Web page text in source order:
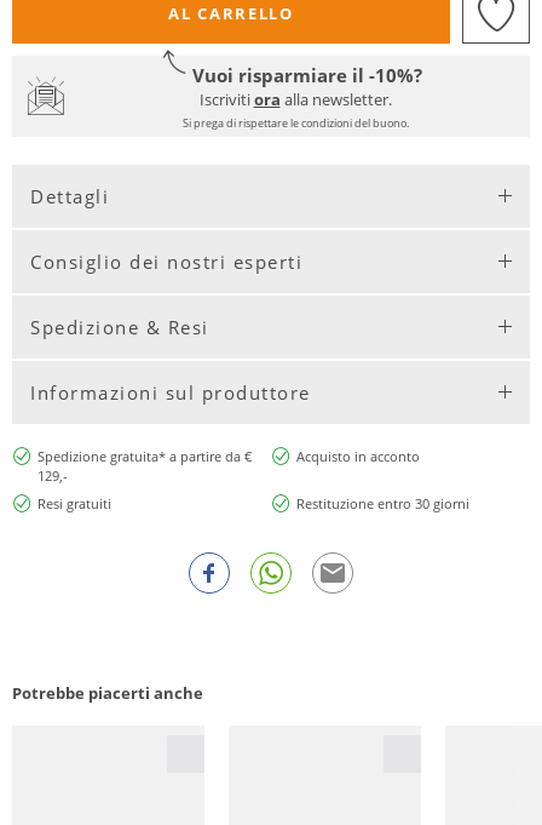
AL CARRELLO
Vuoi risparmiare il -10%?
Iscrivitiora alla newsletter.
Si prega di rispettare le condizioni del buono.
Dettagli
Consiglio dei nostri esperti
Spedizione & Resi
Informazioni sul produttore
Spedizione gratuita* a partire da €
129,-
Acquisto in acconto
Resi gratuiti Restituzione entro 30 giorni
Potrebbe piacerti anche